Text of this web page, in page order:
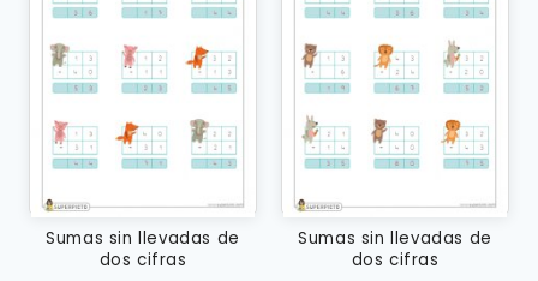
Sumas sin llevadas de
dos cifras
Sumas sin llevadas de
dos cifras